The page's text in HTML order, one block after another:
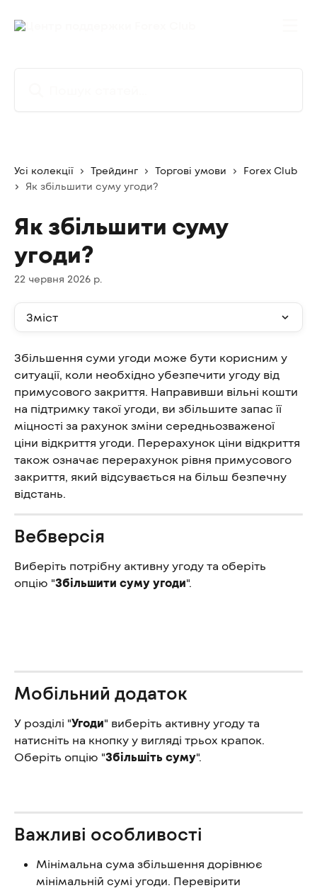
Усі колекції Трейдинг Торгові умови
Forex Club
Як збільшити суму угоди?
Як збільшити суму
угоди?
22 червня 2026 р.
Зміст
Збільшення суми угоди може бути корисним у
ситуації, коли необхідно убезпечити угоду від
примусового закриття. Направивши вільні кошти
на підтримку такої угоди, ви збільшите запас її
міцності за рахунок зміни середньозваженої
ціни відкриття угоди. Перерахунок ціни відкриття
також означає перерахунок рівня примусового
закриття, який відсувається на більш безпечну
відстань.
Вебверсія
Виберіть потрібну активну угоду та оберіть
опцію "Збільшити суму угоди".
Мобільний додаток
У розділі "Угоди" виберіть активну угоду та
натисніть на кнопку у вигляді трьох крапок.
Оберіть опцію "Збільшіть суму".
Важливі особливості
Мінімальна сума збільшення дорівнює
мінімальній сумі угоди. Перевірити